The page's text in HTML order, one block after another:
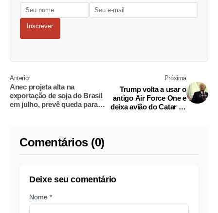
Inscrever
Anterior
Anec projeta alta na
exportação de soja do Brasil
em julho, prevê queda para
Próxima
Trump volta a usar o
antigo Air Force One e
deixa avião do Catar de
Comentários (0)
Deixe seu comentário
Nome *